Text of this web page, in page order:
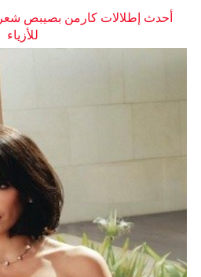
أحدث إطلالات كارمن بصيبص
للأزياء